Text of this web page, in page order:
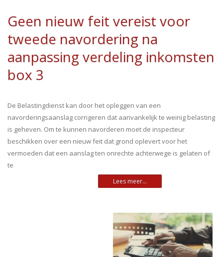
Geen nieuw feit vereist voor
tweede navordering na
aanpassing verdeling inkomsten
box 3
De Belastingdienst kan door het opleggen van een
navorderingsaanslag corrigeren dat aanvankelijk te weinig belasting
is geheven. Om te kunnen navorderen moet de inspecteur
beschikken over een nieuw feit dat grond oplevert voor het
vermoeden dat een aanslag ten onrechte achterwege is gelaten of
te